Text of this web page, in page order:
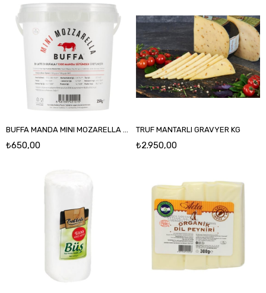
BUFFA MANDA MINI MOZARELLA 250 GR
₺650,00
TRUF MANTARLI GRAVYER KG
₺2.950,00